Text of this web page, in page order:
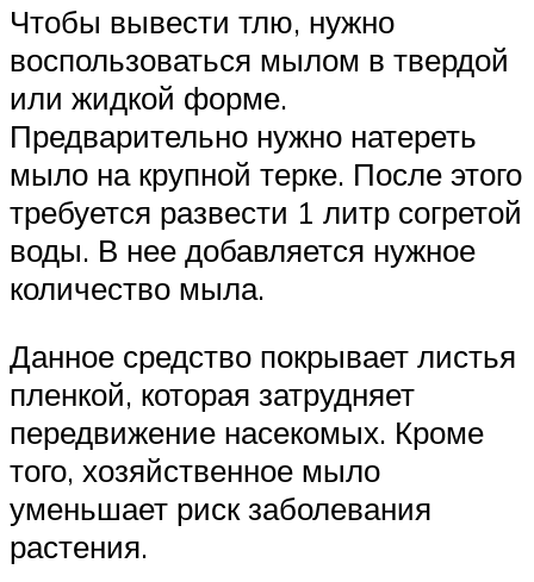
Чтобы вывести тлю, нужно
воспользоваться мылом в твердой
или жидкой форме.
Предварительно нужно натереть
мыло на крупной терке. После этого
требуется развести 1 литр согретой
воды. В нее добавляется нужное
количество мыла.
Данное средство покрывает листья
пленкой, которая затрудняет
передвижение насекомых. Кроме
того, хозяйственное мыло
уменьшает риск заболевания
растения.